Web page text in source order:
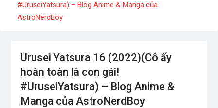
#UruseiYatsura) – Blog Anime & Manga của
AstroNerdBoy
Urusei Yatsura 16 (2022)(Cô ấy
hoàn toàn là con gái!
#UruseiYatsura) – Blog Anime &
Manga của AstroNerdBoy